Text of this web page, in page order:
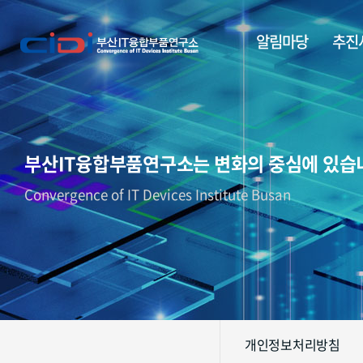
알림마당 추진
부산IT융합부품연구소는 변화의 중심에 있습
Convergence of IT Devices Institute Busan
개인정보처리방침